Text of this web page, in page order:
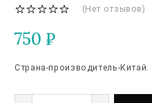
(Нет отзывов)
750 ₽
Страна-производитель-Китай.